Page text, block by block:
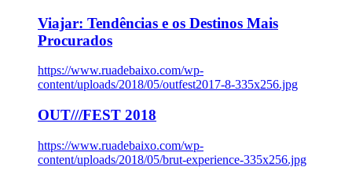
Viajar: Tendências e os Destinos Mais
Procurados
https://www.ruadebaixo.com/wp-
content/uploads/2018/05/outfest2017-8-335x256.jpg
OUT///FEST 2018
https://www.ruadebaixo.com/wp-
content/uploads/2018/05/brut-experience-335x256.jpg